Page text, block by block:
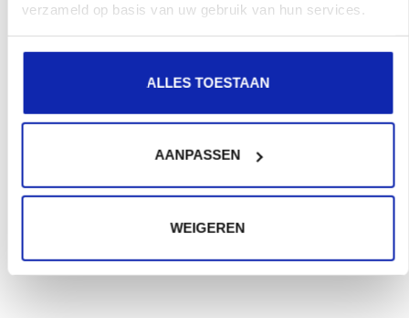
verzameld op basis van uw gebruik van hun services.
ALLES TOESTAAN
AANPASSEN
WEIGEREN